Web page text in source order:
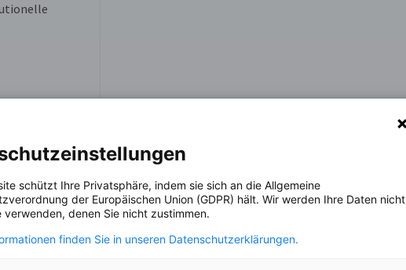
schützt Ihre Privatsphäre, indem sie sich an die Allgemeine
der Europäischen Union (GDPR) hält. Wir werden Ihre Daten nicht
denen Sie nicht zustimmen.
finden Sie in unseren Datenschutzerklärungen.